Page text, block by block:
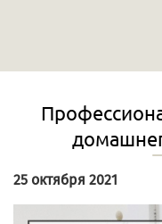
25 октября 2021